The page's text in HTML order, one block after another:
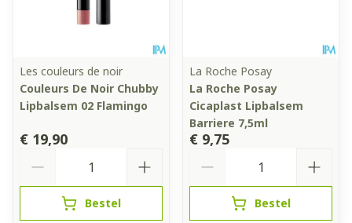
Les couleurs de noir
Couleurs De Noir Chubby
Lipbalsem 02 Flamingo
€ 19,90
Bestel
La Roche Posay
La Roche Posay
Cicaplast Lipbalsem
Barriere 7,5ml
€ 9,75
Bestel